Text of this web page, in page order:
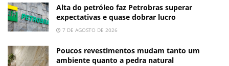
Alta do petróleo faz Petrobras superar
expectativas e quase dobrar lucro
7 DE AGOSTO DE 2026
Poucos revestimentos mudam tanto um
ambiente quanto a pedra natural